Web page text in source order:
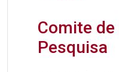
Comite
Pesquisa